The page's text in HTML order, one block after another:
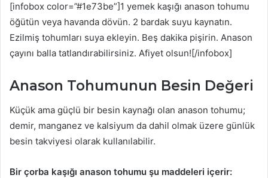
[infobox color=”#1e73be”]1 yemek kaşığı anason tohumu
öğütün veya havanda dövün. 2 bardak suyu kaynatın.
Ezilmiş tohumları suya ekleyin. Beş dakika pişirin. Anason
çayını balla tatlandırabilirsiniz. Afiyet olsun![/infobox]
Anason Tohumunun Besin Değeri
Küçük ama güçlü bir besin kaynağı olan anason tohumu;
demir, manganez ve kalsiyum da dahil olmak üzere günlük
besin takviyesi olarak kullanılabilir.
Bir çorba kaşığı anason tohumu şu maddeleri içerir: